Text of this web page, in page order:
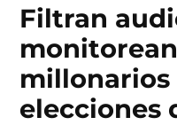
Filtran
millonarios
elecciones